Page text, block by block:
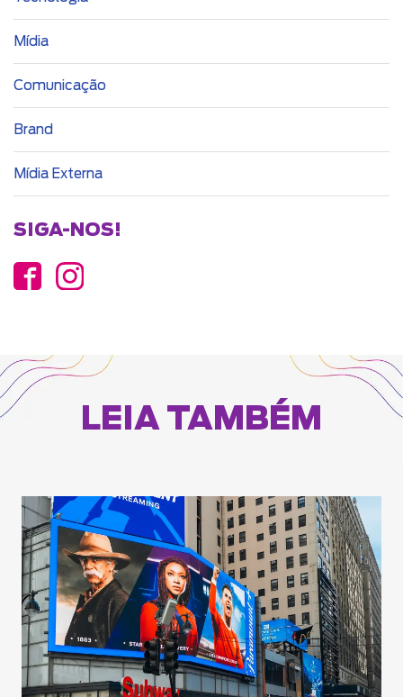
Mídia
Comunicação
Brand
Mídia Externa
SIGA-NOS!
LEIA TAMBÉM